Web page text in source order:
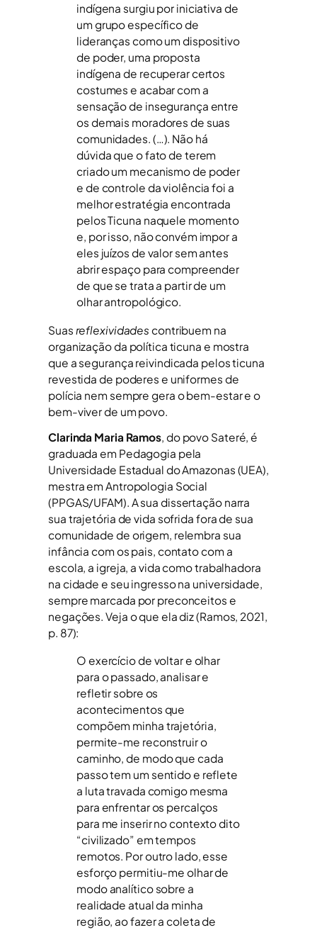
indígena surgiu por iniciativa de
um grupo específico de
lideranças como um dispositivo
de poder, uma proposta
indígena de recuperar certos
costumes e acabar com a
sensação de insegurança entre
os demais moradores de suas
comunidades. (…). Não há
dúvida que o fato de terem
criado um mecanismo de poder
e de controle da violência foi a
melhor estratégia encontrada
pelos Ticuna naquele momento
e, por isso, não convém impor a
eles juízos de valor sem antes
abrir espaço para compreender
de que se trata a partir de um
olhar antropológico.
Suas reflexividades contribuem na
organização da política ticuna e mostra
que a segurança reivindicada pelos ticuna
revestida de poderes e uniformes de
polícia nem sempre gera o bem-estar e o
bem-viver de um povo.
Clarinda Maria Ramos , do povo Sateré, é
graduada em Pedagogia pela
Universidade Estadual do Amazonas (UEA),
mestra em Antropologia Social
(PPGAS/UFAM). A sua dissertação narra
sua trajetória de vida sofrida fora de sua
comunidade de origem, relembra sua
infância com os pais, contato com a
escola, a igreja, a vida como trabalhadora
na cidade e seu ingresso na universidade,
sempre marcada por preconceitos e
negações. Veja o que ela diz (Ramos, 2021,
p. 87):
O exercício de voltar e olhar
para o passado, analisar e
refletir sobre os
acontecimentos que
compõem minha trajetória,
permite-me reconstruir o
caminho, de modo que cada
passo tem um sentido e reflete
a luta travada comigo mesma
para enfrentar os percalços
para me inserir no contexto dito
“civilizado” em tempos
remotos. Por outro lado, esse
esforço permitiu-me olhar de
modo analítico sobre a
realidade atual da minha
região, ao fazer a coleta de